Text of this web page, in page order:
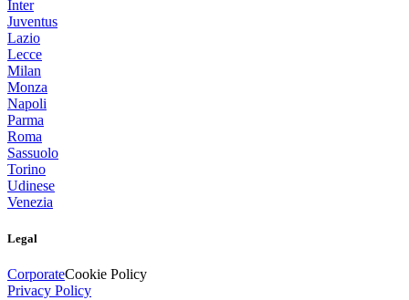
Inter
Juventus
Lazio
Lecce
Milan
Monza
Napoli
Parma
Roma
Sassuolo
Torino
Udinese
Venezia
Legal
CorporateCookie Policy
Privacy Policy